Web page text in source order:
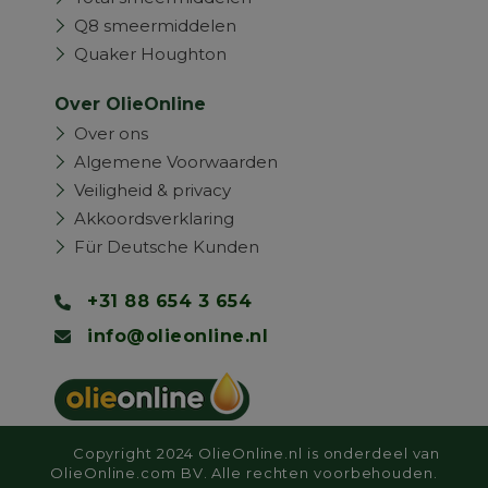
Q8 smeermiddelen
Quaker Houghton
Over OlieOnline
Over ons
Algemene Voorwaarden
Veiligheid & privacy
Akkoordsverklaring
Für Deutsche Kunden
+31 88 654 3 654
info@olieonline.nl
Copyright 2024 OlieOnline.nl is onderdeel van
OlieOnline.com BV. Alle rechten voorbehouden.